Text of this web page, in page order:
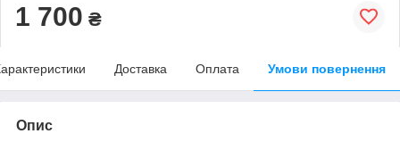
1 700 ₴
Доставка Оплата Умови повернення
Опис